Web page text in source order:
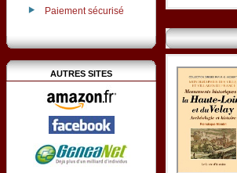
Paiement sécurisé
AUTRES SITES